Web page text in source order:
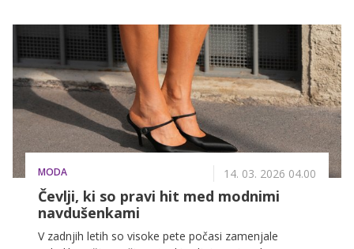
MODA 14. 03. 2026 04.00
Čevlji, ki so pravi hit med modnimi
navdušenkami
V zadnjih letih so visoke pete počasi zamenjale